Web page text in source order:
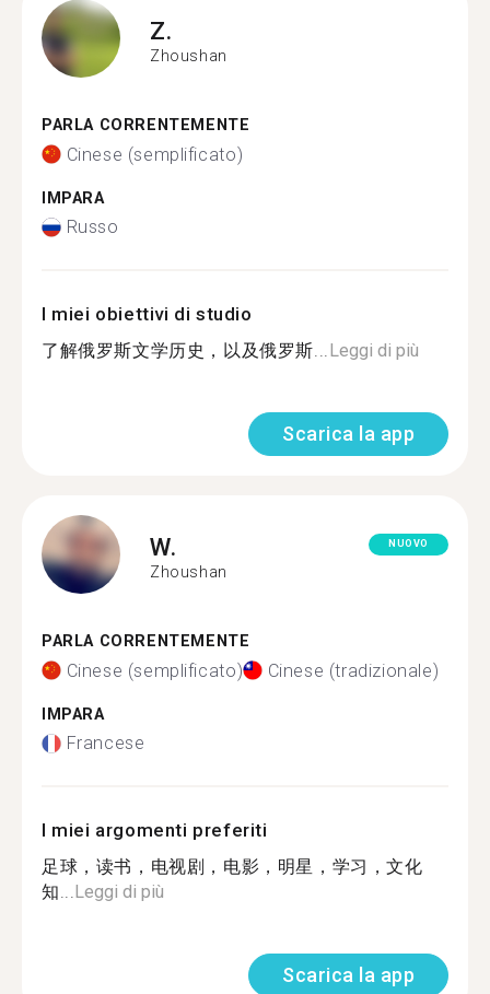
Z.
Zhoushan
PARLA CORRENTEMENTE
Cinese (semplificato)
IMPARA
Russo
I miei obiettivi di studio
了解俄罗斯文学历史，以及俄罗斯...Leggi di più
Scarica la app
W.
Zhoushan
NUOVO
PARLA CORRENTEMENTE
Cinese (semplificato) Cinese (tradizionale)
IMPARA
Francese
I miei argomenti preferiti
足球，读书，电视剧，电影，明星，学习，文化
知...Leggi di più
Scarica la app